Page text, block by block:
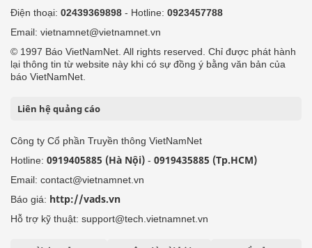
Điện thoại: 02439369898 - Hotline: 0923457788
Email: vietnamnet@vietnamnet.vn
© 1997 Báo VietNamNet. All rights reserved. Chỉ được phát hành
lại thông tin từ website này khi có sự đồng ý bằng văn bản của
báo VietNamNet.
Liên hệ quảng cáo
Công ty Cổ phần Truyền thông VietNamNet
Hotline: 0919405885 (Hà Nội) - 0919435885 (Tp.HCM)
Email: contact@vietnamnet.vn
Báo giá: http://vads.vn
Hỗ trợ kỹ thuật: support@tech.vietnamnet.vn